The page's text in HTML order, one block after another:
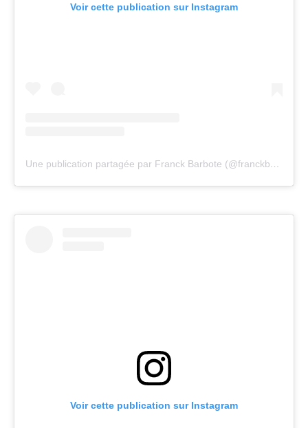
Voir cette publication sur Instagram
Une publication partagée par Franck Barbote (@franckbarbote)
Voir cette publication sur Instagram